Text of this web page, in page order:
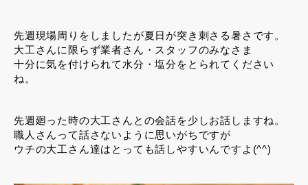
先週現場周りをしましたが夏日が突き刺さる暑さです。
大工さんに限らず業者さん・スタッフのみなさま
十分に気を付けられて水分・塩分をとられてください
ね。
先週廻った時の大工さんとの会話を少しお話しますね。
職人さんって話さないように思いがちですが
ウチの大工さん達はとっても話しやすいんですよ(^^)